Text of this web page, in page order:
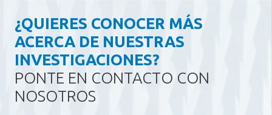
¿QUIERES CONOCER MÁS
ACERCA DE NUESTRAS
INVESTIGACIONES?
PONTE EN CONTACTO CON
NOSOTROS